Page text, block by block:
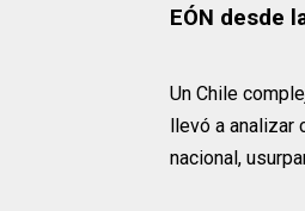
EÓN desde
Un Chile
llevó a analizar
nacional,